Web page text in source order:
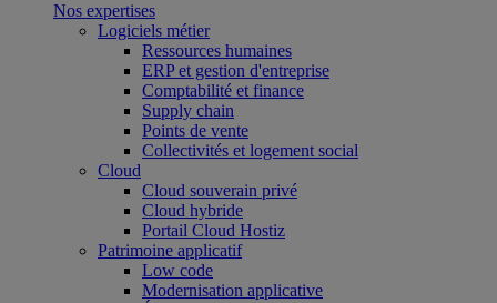
Nos expertises
Logiciels métier
Ressources humaines
ERP et gestion d'entreprise
Comptabilité et finance
Supply chain
Points de vente
Collectivités et logement social
Cloud
Cloud souverain privé
Cloud hybride
Portail Cloud Hostiz
Patrimoine applicatif
Low code
Modernisation applicative